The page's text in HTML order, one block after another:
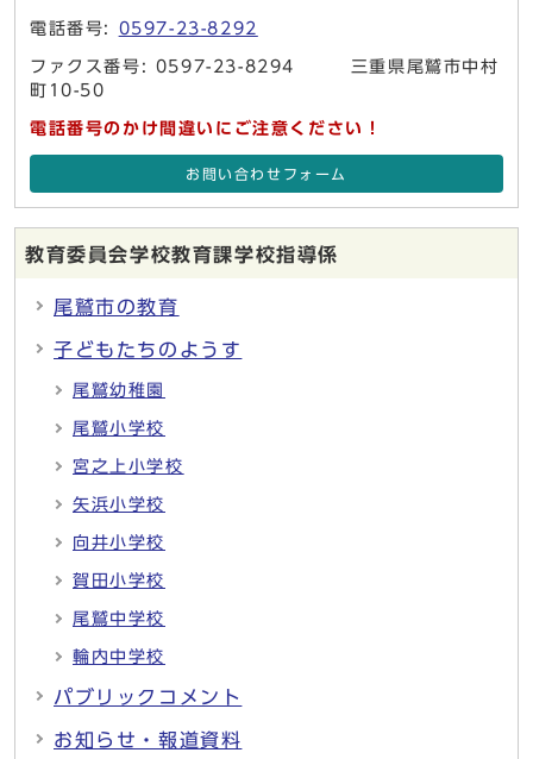
電話番号: 0597-23-8292
ファクス番号: 0597-23-8294 三重県尾鷲市中村
町10-50
電話番号のかけ間違いにご注意ください！
お問い合わせフォーム
教育委員会学校教育課学校指導係
尾鷲市の教育
子どもたちのようす
尾鷲幼稚園
尾鷲小学校
宮之上小学校
矢浜小学校
向井小学校
賀田小学校
尾鷲中学校
輪内中学校
パブリックコメント
お知らせ・報道資料